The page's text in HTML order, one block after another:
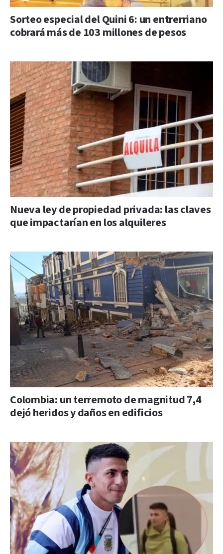
Sorteo especial del Quini 6: un entrerriano
cobrará más de 103 millones de pesos
Nueva ley de propiedad privada: las claves
que impactarían en los alquileres
Colombia: un terremoto de magnitud 7,4
dejó heridos y daños en edificios